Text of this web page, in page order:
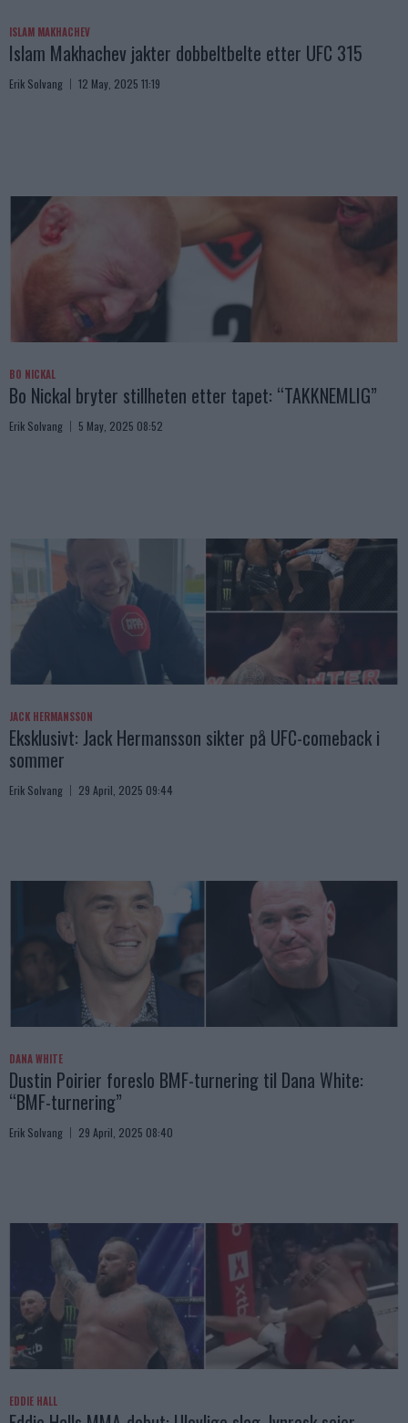
ISLAM MAKHACHEV
Islam Makhachev jakter dobbeltbelte etter UFC 315
Erik Solvang 12 May, 2025 11:19
BO NICKAL
Bo Nickal bryter stillheten etter tapet: “TAKKNEMLIG”
Erik Solvang 5 May, 2025 08:52
JACK HERMANSSON
Eksklusivt: Jack Hermansson sikter på UFC-comeback i
sommer
Erik Solvang 29 April, 2025 09:44
DANA WHITE
Dustin Poirier foreslo BMF-turnering til Dana White:
“BMF-turnering”
Erik Solvang 29 April, 2025 08:40
EDDIE HALL